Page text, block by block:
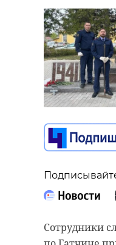
Сотрудники